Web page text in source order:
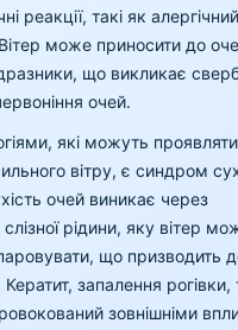
реакції, такі як алергічний
Вітер може приносити до
що викликає
очей.
які можуть
вітру, є синдром
очей виникає через
слізної рідини, яку вітер
що призводить
запалення
зовнішніми